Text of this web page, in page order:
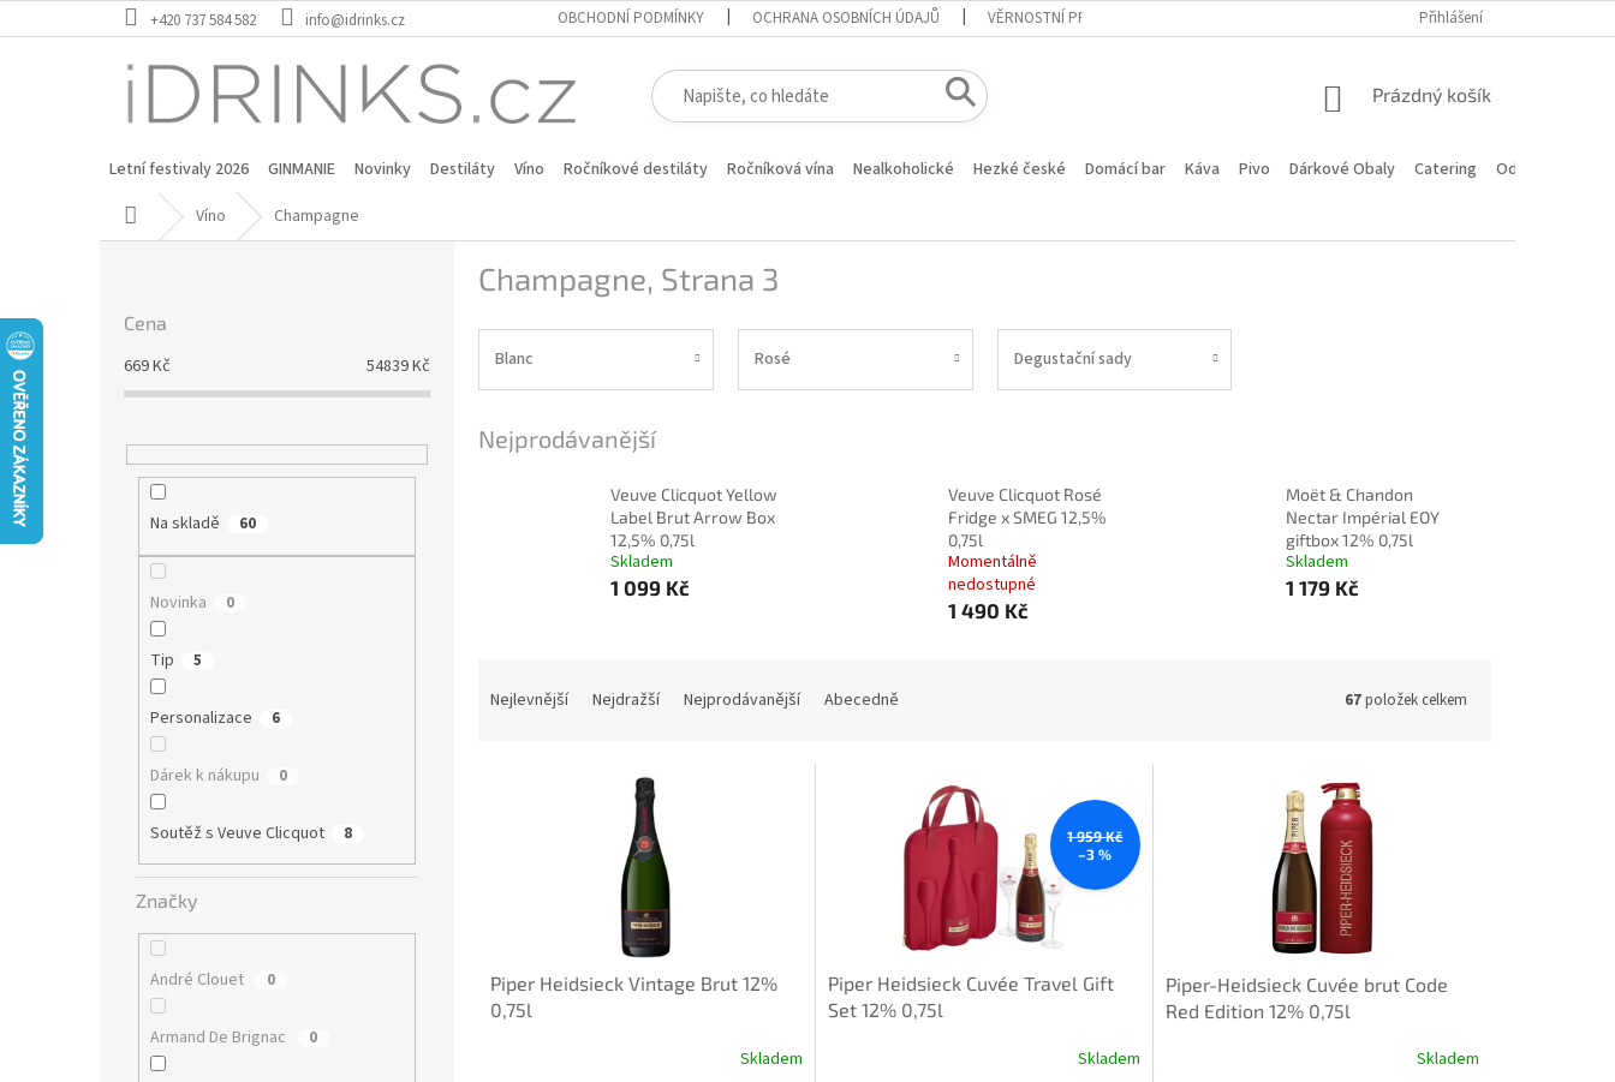
na
+420 737 584 582 info@idrinks.cz OBCHODNÍ PODMÍNKY OCHRANA OSOBNÍCH ÚDAJŮ VĚRNOSTNÍ PROGRAM HODNOCENÍ OBCHODU
Přihlášení
NÁKUPNÍ
Prázdný košík
Letní festivaly 2026 GINMANIE Novinky Destiláty Víno Ročníkové destiláty Ročníková vína Nealkoholické Hezké české Domácí bar Káva Pivo Dárkové Obaly Catering
Odstoupení od
Domů Víno Champagne
Cena
669Kč 54839Kč
Na skladě 60
Novinka 0
Tip 5
Personalizace 6
Dárek k nákupu 0
Soutěž s Veuve Clicquot 8
Značky
André Clouet 0
Armand De Brignac 0
Champagne, Strana 3
Blanc Rosé Degustační sady
Nejprodávanější
Veuve Clicquot Yellow
Label Brut Arrow Box
12,5% 0,75l
Skladem
1 099 Kč
Veuve Clicquot Rosé
Fridge x SMEG 12,5%
0,75l
Momentálně
nedostupné
1 490 Kč
Moët & Chandon
Nectar Impérial EOY
giftbox 12% 0,75l
Skladem
1 179 Kč
Nejlevnější Nejdražší Nejprodávanější Abecedně 67položek celkem
Piper Heidsieck Vintage Brut 12%
0,75l
Skladem
1 959 Kč
–3 %
Piper Heidsieck Cuvée Travel Gift
Set 12% 0,75l
Skladem
Piper-Heidsieck Cuvée brut Code
Red Edition 12% 0,75l
Skladem